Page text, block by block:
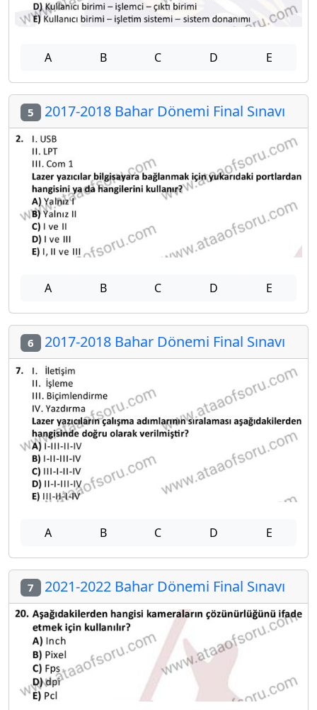
A B C D E
5 2017-2018 Bahar Dönemi Final Sınavı
A B C D E
6 2017-2018 Bahar Dönemi Final Sınavı
A B C D E
7 2021-2022 Bahar Dönemi Final Sınavı